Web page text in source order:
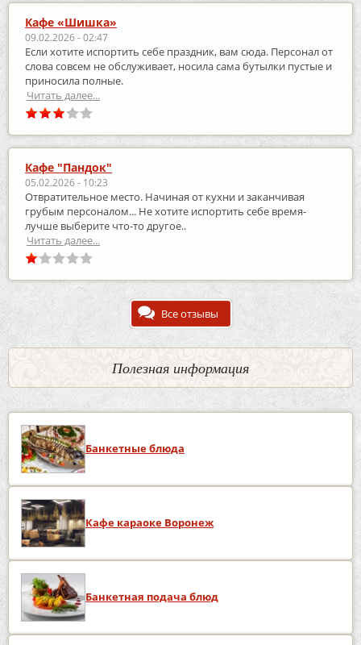
Кафе «Шишка»
09.02.2026 - 02:47
Если хотите испортить себе праздник, вам сюда. Персонал от
слова совсем не обслуживает, носила сама бутылки пустые и
приносила полные.
Читать далее...
Кафе "Пандок"
05.02.2026 - 10:23
Отвратительное место. Начиная от кухни и заканчивая
грубым персоналом... Не хотите испортить себе время-
лучше выберите что-то другое..
Читать далее...
Все отзывы
Полезная информация
Банкетные блюда
Кафе караоке Воронеж
Банкетная подача блюд